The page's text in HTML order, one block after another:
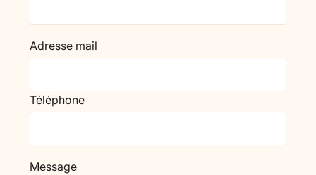
Adresse mail
Téléphone
Message